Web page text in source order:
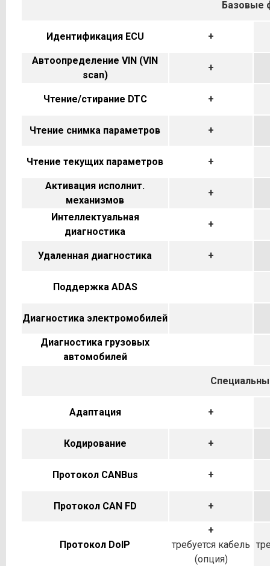
Базовые
Идентификация ECU +
Автоопределение VIN (VIN
scan)
+
Чтение/стирание DTC +
Чтение снимка параметров +
Чтение текущих параметров +
Активация исполнит.
механизмов
+
Интеллектуальная
диагностика
+
Удаленная диагностика +
Поддержка ADAS
Диагностика электромобилей
Диагностика грузовых
автомобилей
Адаптация +
Кодирование +
Протокол CANBus +
Протокол CAN FD +
Протокол DoIP
+
требуется кабель
(опция)